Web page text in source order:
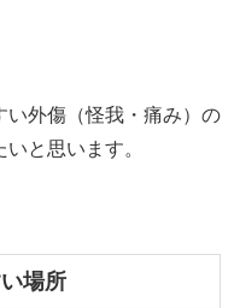
い外傷（怪我・痛み）の
と思います。
場所